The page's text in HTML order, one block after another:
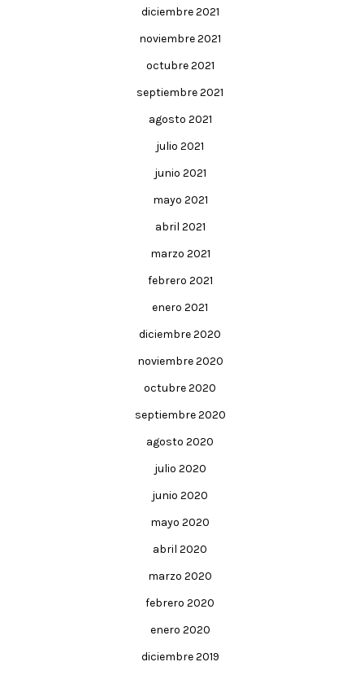
diciembre 2021
noviembre 2021
octubre 2021
septiembre 2021
agosto 2021
julio 2021
junio 2021
mayo 2021
abril 2021
marzo 2021
febrero 2021
enero 2021
diciembre 2020
noviembre 2020
octubre 2020
septiembre 2020
agosto 2020
julio 2020
junio 2020
mayo 2020
abril 2020
marzo 2020
febrero 2020
enero 2020
diciembre 2019